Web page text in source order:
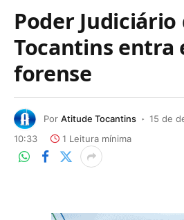
Poder Judiciário
Tocantins entra
forense
Por Atitude Tocantins
15 de
10:33
1 Leitura mínima